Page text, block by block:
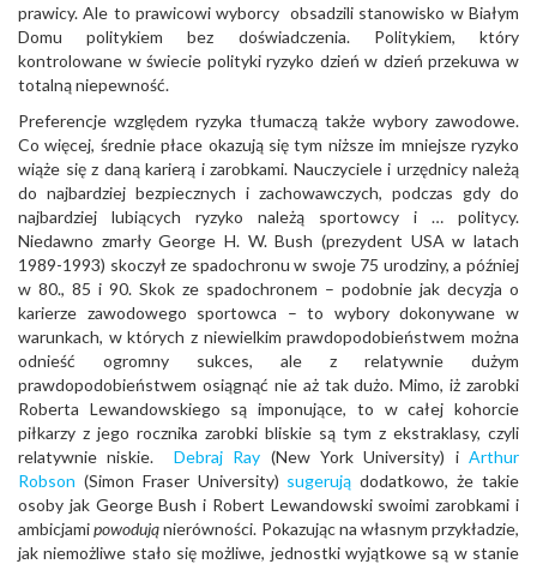
prawicy. Ale to prawicowi wyborcy obsadzili stanowisko w Białym
Domu politykiem bez doświadczenia. Politykiem, który
kontrolowane w świecie polityki ryzyko dzień w dzień przekuwa w
totalną niepewność.
Preferencje względem ryzyka tłumaczą także wybory zawodowe.
Co więcej, średnie płace okazują się tym niższe im mniejsze ryzyko
wiąże się z daną karierą i zarobkami. Nauczyciele i urzędnicy należą
do najbardziej bezpiecznych i zachowawczych, podczas gdy do
najbardziej lubiących ryzyko należą sportowcy i … politycy.
Niedawno zmarły George H. W. Bush (prezydent USA w latach
1989-1993) skoczył ze spadochronu w swoje 75 urodziny, a później
w 80., 85 i 90. Skok ze spadochronem – podobnie jak decyzja o
karierze zawodowego sportowca – to wybory dokonywane w
warunkach, w których z niewielkim prawdopodobieństwem można
odnieść ogromny sukces, ale z relatywnie dużym
prawdopodobieństwem osiągnąć nie aż tak dużo. Mimo, iż zarobki
Roberta Lewandowskiego są imponujące, to w całej kohorcie
piłkarzy z jego rocznika zarobki bliskie są tym z ekstraklasy, czyli
relatywnie niskie. Debraj Ray (New York University) iArthur
Robson (Simon Fraser University) sugerują dodatkowo, że takie
osoby jak George Bush i Robert Lewandowski swoimi zarobkami i
ambicjamipowodująnierówności. Pokazując na własnym przykładzie,
jak niemożliwe stało się możliwe, jednostki wyjątkowe są w stanie